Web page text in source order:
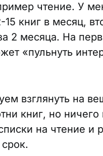
чтение. У
15 книг в месяц,
2 месяца. На
«пульнуть
взглянуть на
книг, но
на чтение и